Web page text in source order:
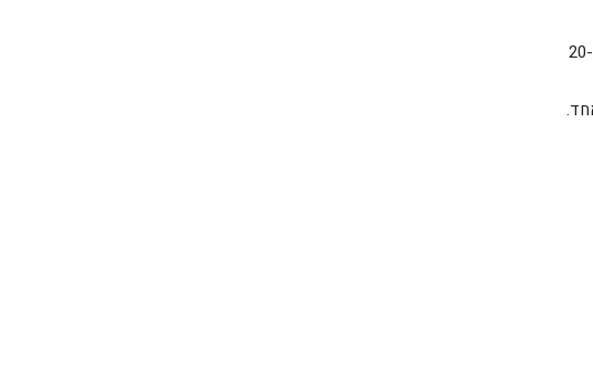
אדריכלית הנוף טל קויתי ממינהל ההנדסה בעירייה מסבירה כי לעץ יש תרומה רבה לחיינו, כך למשל עץ אחד סופג כ-20